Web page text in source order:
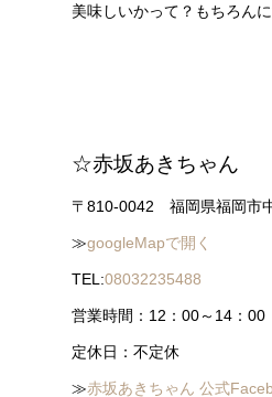
美味しいかって？もちろん
☆赤坂あきちゃん
〒810-0042 福岡県福岡市
≫googleMapで開く
TEL:08032235488
営業時間：12：00～14：
定休日：不定休
≫赤坂あきちゃん 公式